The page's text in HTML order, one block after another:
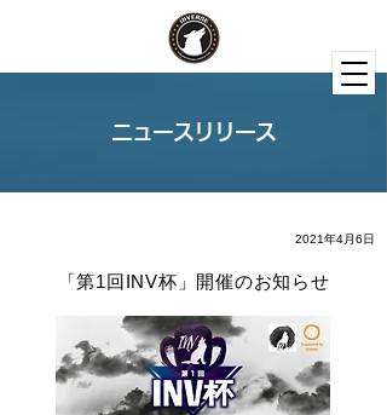
ニュースリリース
2021年4月6日
「第1回INV杯」開催のお知らせ